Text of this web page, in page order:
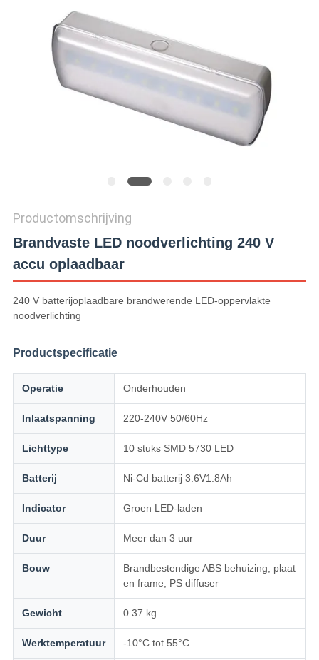
Productomschrijving
Brandvaste LED noodverlichting 240 V
accu oplaadbaar
240 V batterijoplaadbare brandwerende LED-oppervlakte
noodverlichting
Productspecificatie
Operatie Onderhouden
Inlaatspanning 220-240V 50/60Hz
Lichttype 10 stuks SMD 5730 LED
Batterij Ni-Cd batterij 3.6V1.8Ah
Indicator Groen LED-laden
Duur Meer dan 3 uur
Bouw
Brandbestendige ABS behuizing, plaat
en frame; PS diffuser
Gewicht 0.37 kg
Werktemperatuur -10°C tot 55°C